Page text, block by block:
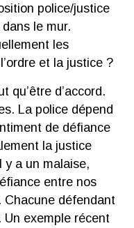
police/justice
le mur.
les
et la justice ?
qu’être d’accord.
La police dépend
de défiance
la justice
y a un malaise,
entre nos
défendant
exemple récent